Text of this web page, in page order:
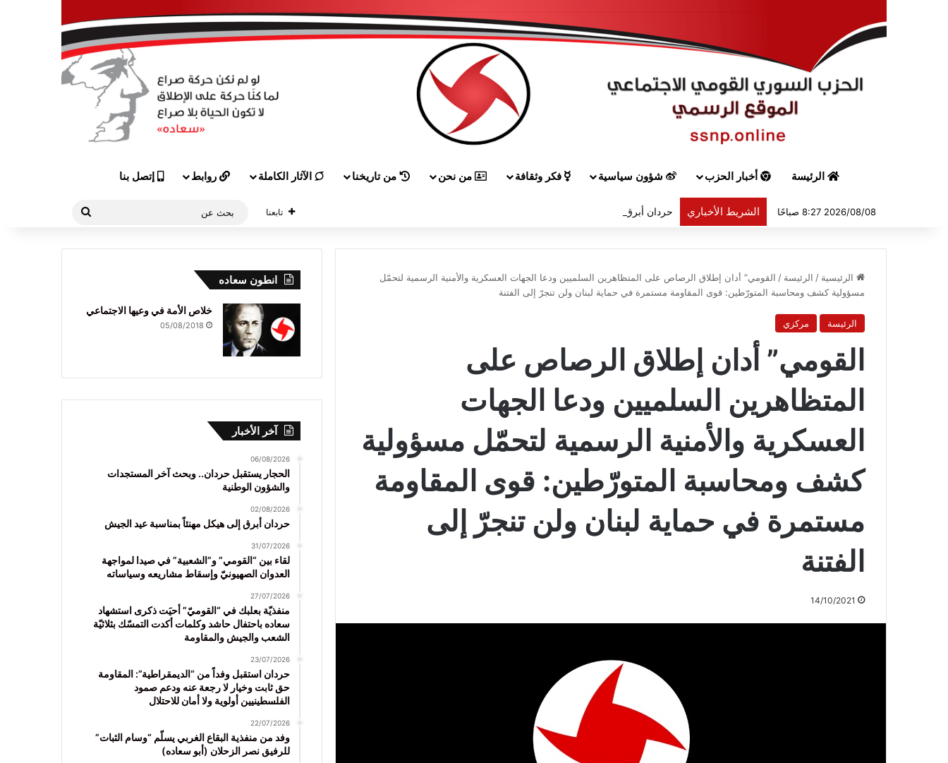
الرئيسة أخبار الحزب شؤون سياسية فكر وثقافة من نحن من تاريخنا الآثار الكاملة روابط إتصل بنا
2026/08/08 8:27 صباحًا الشريط الأخباري حردان أبرق إلى هيكل مهنئاً بمناسبة عيد الجيش تابعنا
الرئيسية / الرئيسة / القومي” أدان إطلاق الرصاص على المتظاهرين السلميين ودعا الجهات العسكرية والأمنية الرسمية لتحمّل
مسؤولية كشف ومحاسبة المتورّطين: قوى المقاومة مستمرة في حماية لبنان ولن تنجرّ إلى الفتنة
الرئيسة مركزي
القومي” أدان إطلاق الرصاص على
المتظاهرين السلميين ودعا الجهات
العسكرية والأمنية الرسمية لتحمّل مسؤولية
كشف ومحاسبة المتورّطين: قوى المقاومة
مستمرة في حماية لبنان ولن تنجرّ إلى
الفتنة
14/10/2021
انطون سعاده
خلاص الأمة في وعيها الاجتماعي
05/08/2018
آخر الأخبار
06/08/2026
الحجار يستقبل حردان.. وبحث آخر المستجدات
والشؤون الوطنية
02/08/2026
حردان أبرق إلى هيكل مهنئاً بمناسبة عيد الجيش
31/07/2026
لقاء بين “القومي” و”الشعبية” في صيدا لمواجهة
العدوان الصهيونيّ وإسقاط مشاريعه وسياساته
27/07/2026
منفذيّة بعلبك في “القوميّ” أحيَت ذكرى استشهاد
سعاده باحتفال حاشد وكلمات أكدت التمسّك بثلاثيّة
الشعب والجيش والمقاومة
23/07/2026
حردان استقبل وفداً من “الديمقراطية”: المقاومة
حق ثابت وخيار لا رجعة عنه ودعم صمود
الفلسطينيين أولوية ولا أمان للاحتلال
22/07/2026
وفد من منفذية البقاع الغربي يسلّم “وسام الثبات”
للرفيق نصر الزحلان (أبو سعاده)